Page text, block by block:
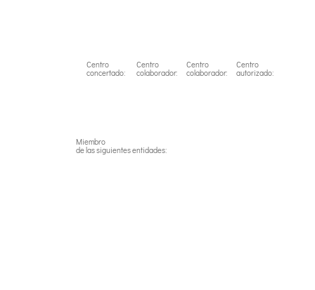
Centro
concertado:
Centro
colaborador:
Centro
colaborador:
Centro
autorizado:
Miembro
de las siguientes entidades: